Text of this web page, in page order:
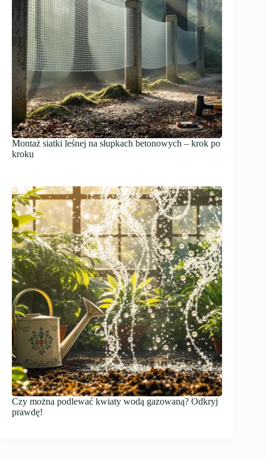
Montaż siatki leśnej na słupkach betonowych – krok po
kroku
Czy można podlewać kwiaty wodą gazowaną? Odkryj
prawdę!